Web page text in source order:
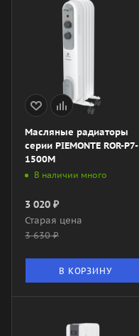
Масляные радиаторы
серии PIEMONTE ROR-P7-
1500M
В наличии много
3 020 ₽
Старая цена
3 630₽
В КОРЗИНУ